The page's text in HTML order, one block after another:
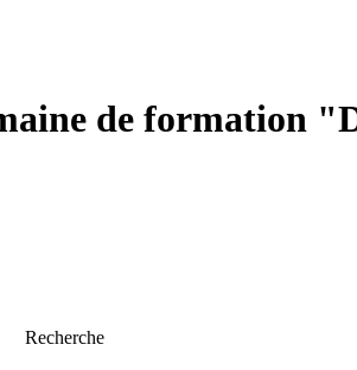
de formation
Recherche